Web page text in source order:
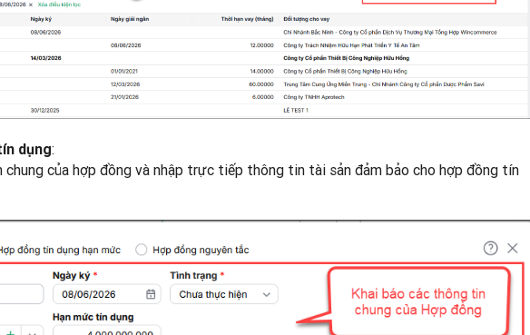
dụng:
chung của hợp đồng và nhập trực tiếp thông tin tài sản đảm bảo cho hợp đồng tín